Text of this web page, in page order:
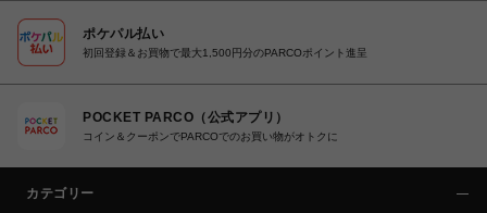
ポケパル払い
初回登録＆お買物で最大1,500円分のPARCOポイント進呈
POCKET PARCO（公式アプリ）
コイン＆クーポンでPARCOでのお買い物がオトクに
カテゴリー